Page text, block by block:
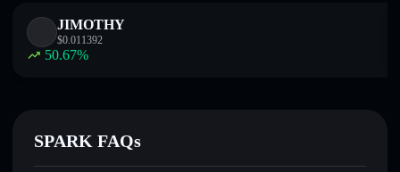
JIMOTHY
$0.011392
50.67%
SPARK FAQs